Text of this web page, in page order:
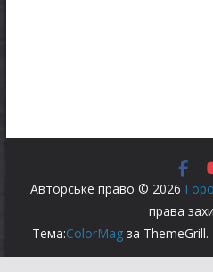
Авторське право © 2026
права
Тема:ColorMag за